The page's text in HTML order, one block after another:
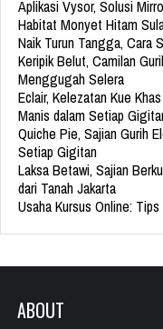
Aplikasi Vysor, Solusi
Habitat Monyet Hitam
Naik Turun Tangga, Cara
Keripik Belut, Camilan
Menggugah Selera
Eclair, Kelezatan Kue
Manis dalam Setiap
Quiche Pie, Sajian Gurih
Setiap Gigitan
Laksa Betawi, Sajian
dari Tanah Jakarta
Usaha Kursus Online:
ABOUT